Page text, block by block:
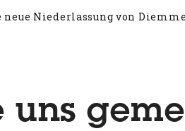
neue Niederlassung von
uns